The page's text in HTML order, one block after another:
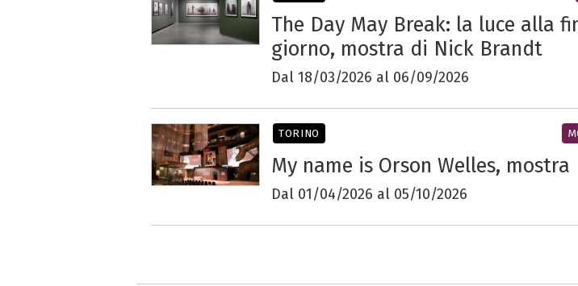
The Day May Break: la luce alla
giorno, mostra di Nick Brandt
Dal 18/03/2026 al 06/09/2026
My name is Orson Welles, mostra
Dal 01/04/2026 al 05/10/2026
TORINO